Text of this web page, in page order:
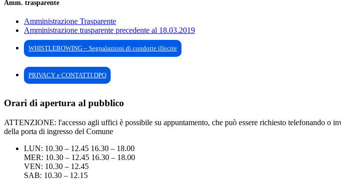
Amm. trasparente
Amministrazione Trasparente
Amministrazione trasparente precedente al 18.03.2019
WHISTLEBOWING – Segnalazioni di condotte illecite
PRIVACY e CONTATTI DPO
Orari di apertura al pubblico
ATTENZIONE: l'accesso agli uffici è possibile su appuntamento, che può essere richiesto telefonando o
della porta di ingresso del Comune
LUN: 10.30 – 12.45 16.30 – 18.00
MER: 10.30 – 12.45 16.30 – 18.00
VEN: 10.30 – 12.45
SAB: 10.30 – 12.15